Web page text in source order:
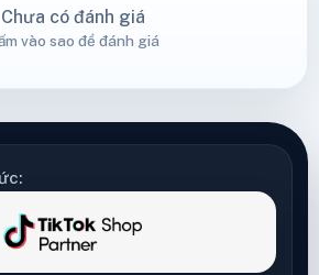
Chưa có đánh giá
vào sao để đánh giá